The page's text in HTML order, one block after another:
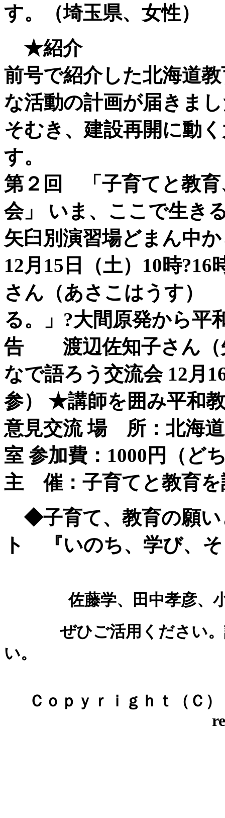
す。（埼玉県、女性）
★紹介
前号で紹介した北海道
な活動の計画が届きま
そむき、建設再開に動
す。
第２回 「子育てと教育
会」 いま、ここで生き
矢臼別演習場どまん中
12月15日（土）10時
さん（あさこはう
る。」?大間原発から
告 渡辺佐知子さん（
なで語ろう交流会 12月
参） ★講師を囲み平和
意見交流 場 所：北海
室 参加費：1000円（ど
主 催：子育てと教育
◆子育て、教育の願
ト 『いのち、学び、
佐藤学、田中孝彦、小
ぜひご活用ください。
い。
Ｃｏｐｙｒｉｇｈｔ（Ｃ